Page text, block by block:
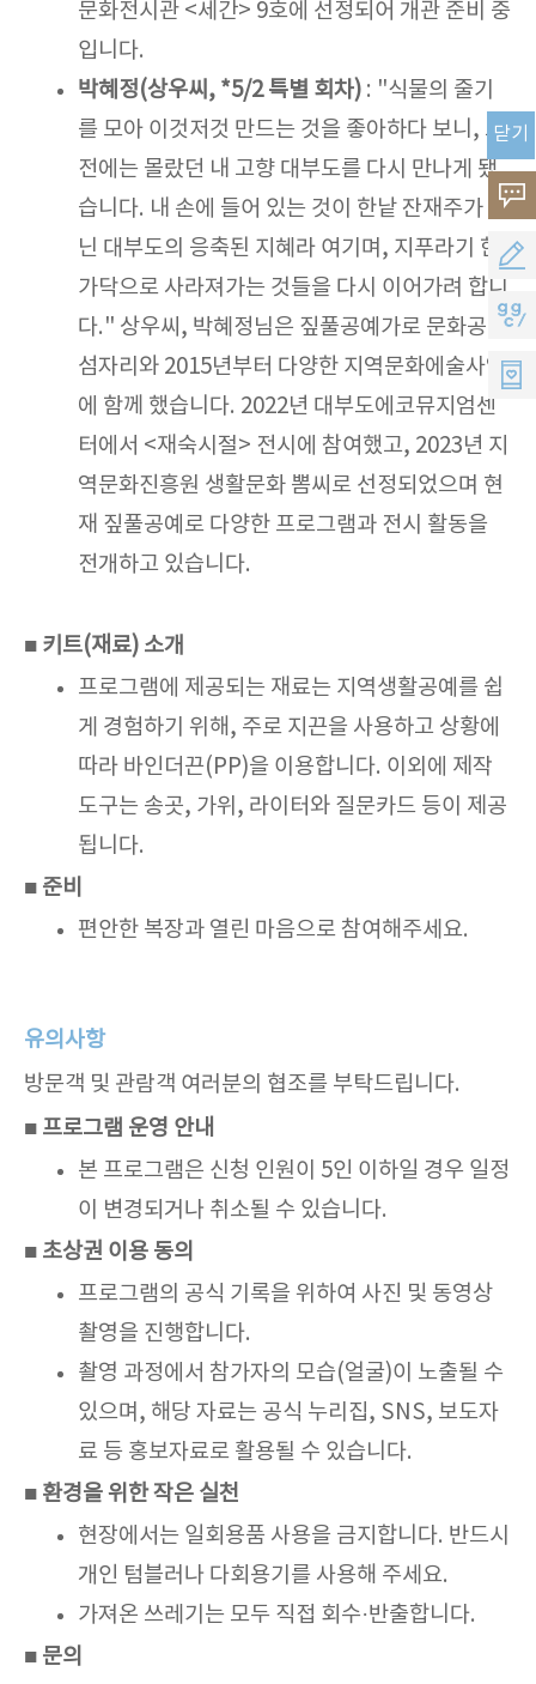
고
의
리
공
모
원
지
지
씨
멤
닫기
문화전시관 <세간> 9호에 선정되어 개관 준비 중
입니다.
박혜정(상우씨, *5/2 특별 회차): "식물의 줄기
를 모아 이것저것 만드는 것을 좋아하다 보니, 그
전에는 몰랐던 내 고향 대부도를 다시 만나게 됐
습니다. 내 손에 들어 있는 것이 한낱 잔재주가 아
닌 대부도의 응축된 지혜라 여기며, 지푸라기 한
가닥으로 사라져가는 것들을 다시 이어가려 합니
다." 상우씨, 박혜정님은 짚풀공예가로 문화공간
섬자리와 2015년부터 다양한 지역문화에술사업
에 함께 했습니다. 2022년 대부도에코뮤지엄센
터에서 <재숙시절> 전시에 참여했고, 2023년 지
역문화진흥원 생활문화 뽐씨로 선정되었으며 현
재 짚풀공예로 다양한 프로그램과 전시 활동을
전개하고 있습니다.
■ 키트(재료) 소개
프로그램에 제공되는 재료는 지역생활공예를 쉽
게 경험하기 위해, 주로 지끈을 사용하고 상황에
따라 바인더끈(PP)을 이용합니다. 이외에 제작
도구는 송곳, 가위, 라이터와 질문카드 등이 제공
됩니다.
■ 준비
편안한 복장과 열린 마음으로 참여해주세요.
유의사항
방문객 및 관람객 여러분의 협조를 부탁드립니다.
■ 프로그램 운영 안내
본 프로그램은 신청 인원이 5인 이하일 경우 일정
이 변경되거나 취소될 수 있습니다.
■ 초상권 이용 동의
프로그램의 공식 기록을 위하여 사진 및 동영상
촬영을 진행합니다.
촬영 과정에서 참가자의 모습(얼굴)이 노출될 수
있으며, 해당 자료는 공식 누리집, SNS, 보도자
료 등 홍보자료로 활용될 수 있습니다.
■ 환경을 위한 작은 실천
현장에서는 일회용품 사용을 금지합니다. 반드시
개인 텀블러나 다회용기를 사용해 주세요.
가져온 쓰레기는 모두 직접 회수·반출합니다.
■ 문의